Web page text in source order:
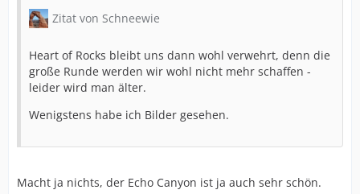
Zitat von Schneewie
Heart of Rocks bleibt uns dann wohl verwehrt, denn die
große Runde werden wir wohl nicht mehr schaffen -
leider wird man älter.
Wenigstens habe ich Bilder gesehen.
Macht ja nichts, der Echo Canyon ist ja auch sehr schön.